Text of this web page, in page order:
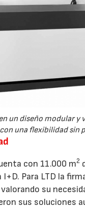
un diseño modular
una flexibilidad sin
con 11.000 m2
Para LTD la
su
sus soluciones